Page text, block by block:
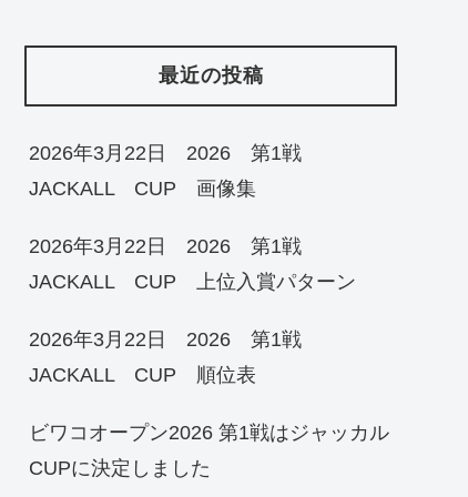
最近の投稿
2026年3月22日 2026 第1戦
JACKALL CUP 画像集
2026年3月22日 2026 第1戦
JACKALL CUP 上位入賞パターン
2026年3月22日 2026 第1戦
JACKALL CUP 順位表
ビワコオープン2026 第1戦はジャッカル
CUPに決定しました